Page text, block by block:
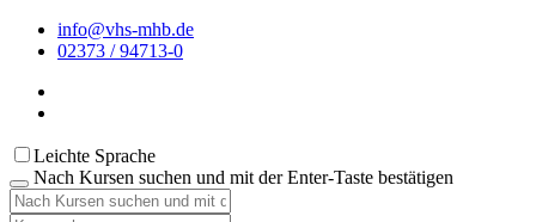
info@vhs-mhb.de
02373 / 94713-0
Leichte Sprache
Nach Kursen suchen und mit der Enter-Taste bestätigen